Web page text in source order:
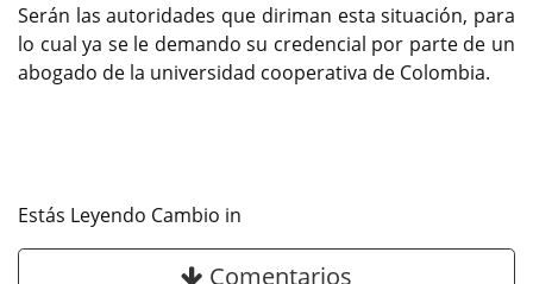
Serán las autoridades que diriman esta situación, para
lo cual ya se le demando su credencial por parte de un
abogado de la universidad cooperativa de Colombia.
Estás Leyendo Cambio in
Comentarios